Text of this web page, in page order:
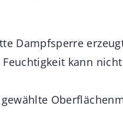
Dampfsperre
Feuchtigkeit kann
gewählte